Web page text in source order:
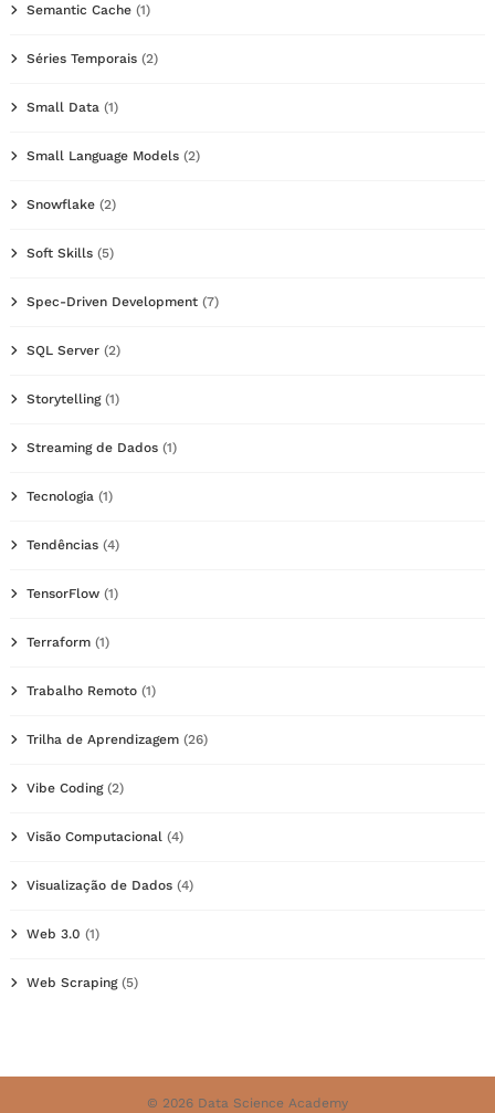
Semantic Cache (1)
Séries Temporais (2)
Small Data (1)
Small Language Models (2)
Snowflake (2)
Soft Skills (5)
Spec-Driven Development (7)
SQL Server (2)
Storytelling(1)
Streaming de Dados (1)
Tecnologia (1)
Tendências (4)
TensorFlow (1)
Terraform (1)
Trabalho Remoto (1)
Trilha de Aprendizagem (26)
Vibe Coding(2)
Visão Computacional (4)
Visualização de Dados (4)
Web 3.0 (1)
Web Scraping(5)
© 2026 Data Science Academy